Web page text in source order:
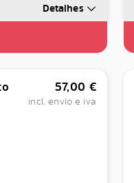
Detalhes
57,00 €
incl. envio e iva